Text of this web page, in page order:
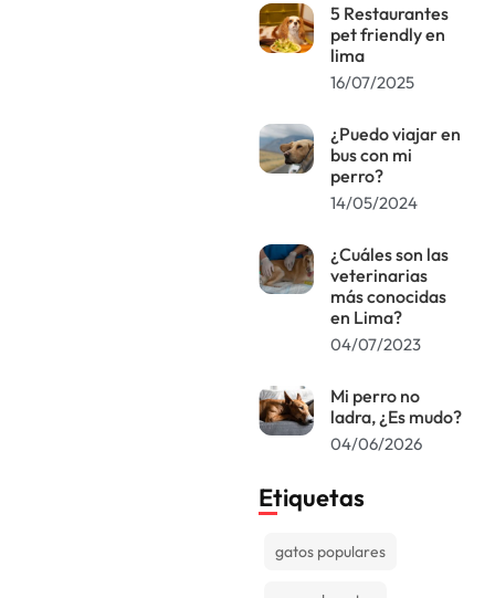
5 Restaurantes
pet friendly en
lima
16/07/2025
¿Puedo viajar en
bus con mi
perro?
14/05/2024
¿Cuáles son las
veterinarias
más conocidas
en Lima?
04/07/2023
Mi perro no
ladra, ¿Es mudo?
04/06/2026
Etiquetas
gatos populares